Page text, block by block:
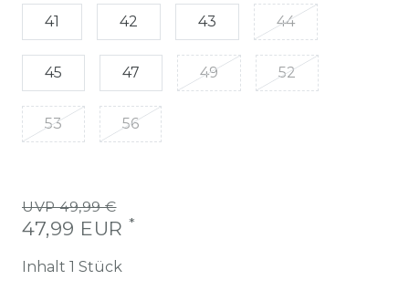
41 42 43 44
45 47 49 52
53 56
UVP 49,99 €
47,99 EUR *
Inhalt 1 Stück